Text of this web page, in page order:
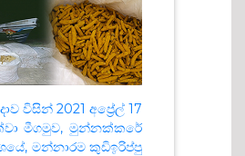
විසින් 2021 අප්‍රේල් 17
මීගමුව, මුන්නක්කරේ
මන්නාරම කුඩිඉරිප්පු